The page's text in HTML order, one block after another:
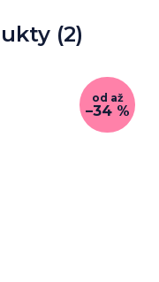
(2)
od až
–34 %